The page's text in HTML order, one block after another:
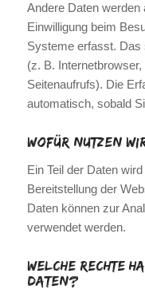
Andere Daten
Einwilligung beim
Systeme erfasst. Das
(z. B.
Seitenaufrufs). Die
automatisch, sobald
Wofür nutzen
Ein Teil der Daten
Bereitstellung der
Daten können zur
verwendet werden.
Welche Rechte
Daten?